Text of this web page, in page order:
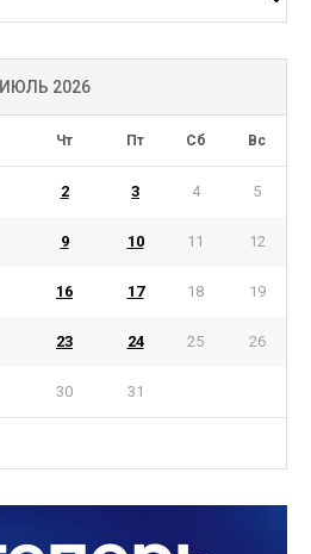
ИЮЛЬ 2026
Чт Пт Сб Вс
2 3 4 5
9 10 11 12
16 17 18 19
23 24 25 26
30 31